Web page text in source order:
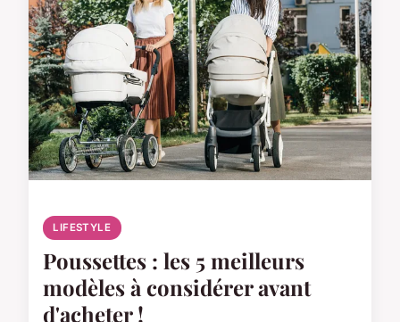
LIFESTYLE
Poussettes : les 5 meilleurs
modèles à considérer avant
d'acheter !